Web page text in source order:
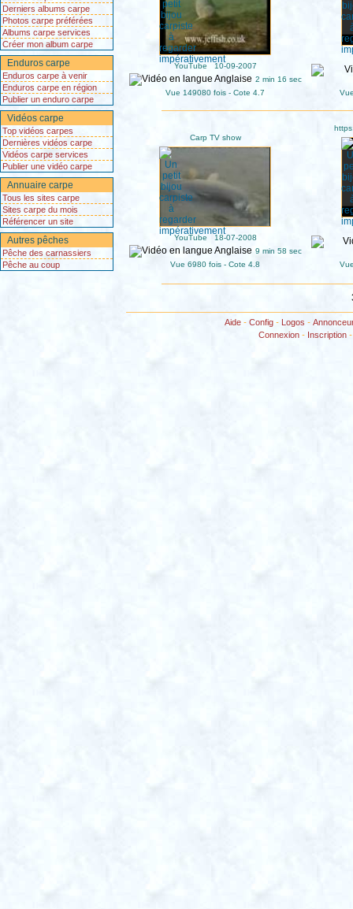
Derniers albums carpe
Photos carpe préférées
Albums carpe services
Créer mon album carpe
Enduros carpe
Enduros carpe à venir
Enduros carpe en région
Publier un enduro carpe
Vidéos carpe
Top vidéos carpes
Dernières vidéos carpe
Vidéos carpe services
Publier une vidéo carpe
Annuaire carpe
Tous les sites carpe
Sites carpe du mois
Référencer un site
Autres pêches
Pêche des carnassiers
Pêche au coup
YouTube 10-09-2007
2 min 16 sec
Vue 149080 fois - Cote 4.7
Carp TV show
YouTube 18-07-2008
9 min 58 sec
Vue 6980 fois - Cote 4.8
Aide- Config- Logos -
Connexion - Inscription